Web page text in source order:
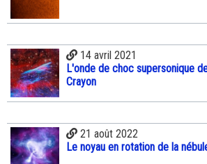
14 avril 2021
L'onde de choc supersonique
Crayon
21 août 2022
Le noyau en rotation de la